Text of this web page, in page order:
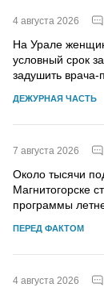
4 августа 2026
На Урале
условный срок
задушить врача-
ДЕЖУРНАЯ ЧАСТЬ
7 августа 2026
Около тысячи
Магнитогорске
программы
ПЕРЕД ФАКТОМ
4 августа 2026